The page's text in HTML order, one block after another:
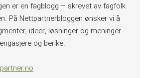
er en fagblogg – skrevet av fagfolk
På Nettpartnerbloggen ønsker vi å
ideer, løsninger og meninger
og berike.